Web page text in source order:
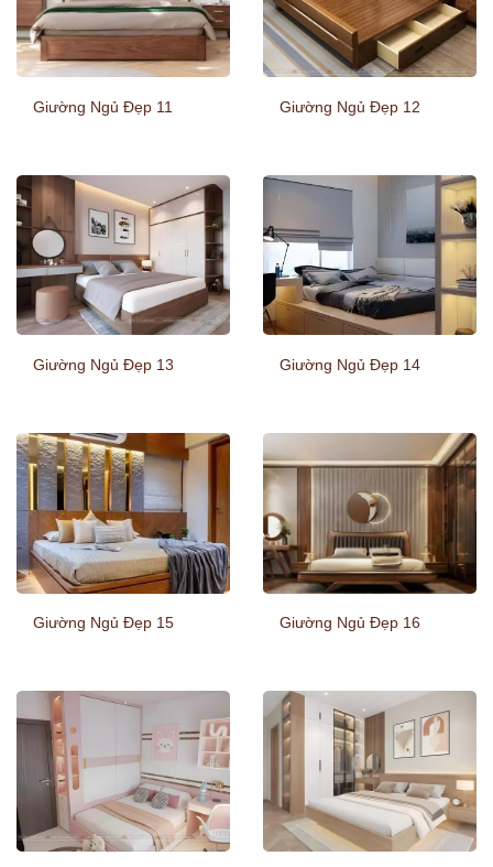
Giường Ngủ Đẹp 11 Giường Ngủ Đẹp 12
Giường Ngủ Đẹp 13 Giường Ngủ Đẹp 14
Giường Ngủ Đẹp 15 Giường Ngủ Đẹp 16